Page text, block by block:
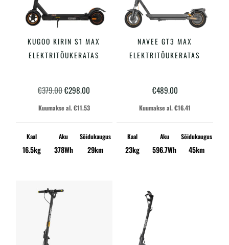
LISA KORVI
KUGOO KIRIN S1 MAX
ELEKTRITÕUKERATAS
€379.00Algne
hind
€379.00.
€298.00
hind
€298.00.
Kuumakse al.€11.53
Kaal
16.5kg
Aku
378Wh
Sõidukaugus
29km
LISA KORVI
NAVEE GT3 MAX
ELEKTRITÕUKERATAS
€489.00
Kuumakse al.€16.41
Kaal
23kg
Aku
596.7Wh
Sõidukaugus
45km